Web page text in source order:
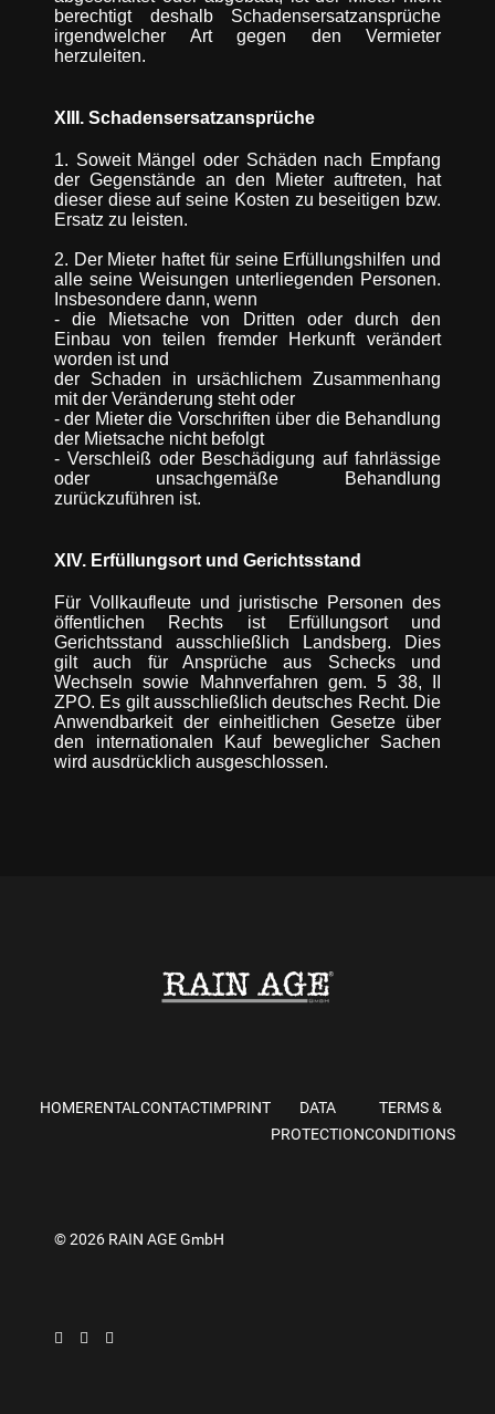
berechtigt deshalb Schadensersatzansprüche
irgendwelcher Art gegen den Vermieter
herzuleiten.
XIII. Schadensersatzansprüche
1. Soweit Mängel oder Schäden nach Empfang
der Gegenstände an den Mieter auftreten, hat
dieser diese auf seine Kosten zu beseitigen bzw.
Ersatz zu leisten.
2. Der Mieter haftet für seine Erfüllungshilfen und
alle seine Weisungen unterliegenden Personen.
Insbesondere dann, wenn
- die Mietsache von Dritten oder durch den
Einbau von teilen fremder Herkunft verändert
worden ist und
der Schaden in ursächlichem Zusammenhang
mit der Veränderung steht oder
- der Mieter die Vorschriften über die Behandlung
der Mietsache nicht befolgt
- Verschleiß oder Beschädigung auf fahrlässige
oder unsachgemäße Behandlung
zurückzuführen ist.
XIV. Erfüllungsort und Gerichtsstand
Für Vollkaufleute und juristische Personen des
öffentlichen Rechts ist Erfüllungsort und
Gerichtsstand ausschließlich Landsberg. Dies
gilt auch für Ansprüche aus Schecks und
Wechseln sowie Mahnverfahren gem. 5 38, II
ZPO. Es gilt ausschließlich deutsches Recht. Die
Anwendbarkeit der einheitlichen Gesetze über
den internationalen Kauf beweglicher Sachen
wird ausdrücklich ausgeschlossen.
HOMERENTAL CONTACTIMPRINT
DATA
PROTECTION
TERMS &
CONDITIONS
© 2026 RAIN AGE GmbH